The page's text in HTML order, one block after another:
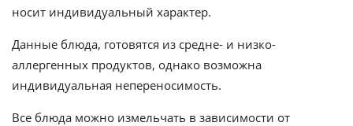
носит индивидуальный характер.
Данные блюда, готовятся из средне- и низко-
аллергенных продуктов, однако возможна
индивидуальная непереносимость.
Все блюда можно измельчать в зависимости от